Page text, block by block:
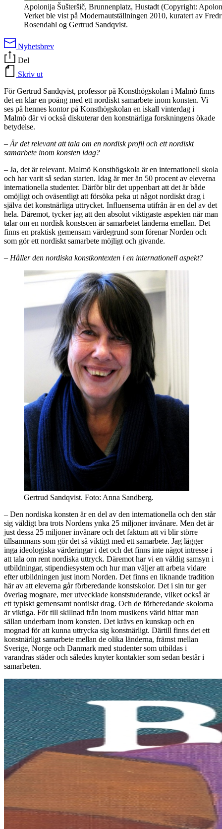
Apolonija Šušteršič, Brunnenplatz, Hustadt (Copyright:
Verket ble vist på Modernautställningen 2010, kuratert av
Rosendahl og Gertrud Sandqvist.
Nyhetsbrev
Del
Skriv ut
För Gertrud Sandqvist, professor på Konsthögskolan i Malmö finns
det en klar en poäng med ett nordiskt samarbete inom konsten. Vi
ses på hennes kontor på Konsthögskolan en iskall vinterdag i
Malmö där vi också diskuterar den konstnärliga forskningens ökade
betydelse.
– Är det relevant att tala om en nordisk profil och ett nordiskt
samarbete inom konsten idag?
– Ja, det är relevant. Malmö Konsthögskola är en internationell skola
och har varit så sedan starten. Idag är mer än 50 procent av eleverna
internationella studenter. Därför blir det uppenbart att det är både
omöjligt och oväsentligt att försöka peka ut något nordiskt drag i
själva det konstnärliga uttrycket. Influenserna utifrån är en del av det
hela. Däremot, tycker jag att den absolut viktigaste aspekten när man
talar om en nordisk konstscen är samarbetet länderna emellan. Det
finns en praktisk gemensam värdegrund som förenar Norden och
som gör ett nordiskt samarbete möjligt och givande.
– Håller den nordiska konstkontexten i en internationell aspekt?
Gertrud Sandqvist. Foto: Anna Sandberg.
– Den nordiska konsten är en del av den internationella och den står
sig väldigt bra trots Nordens ynka 25 miljoner invånare. Men det är
just dessa 25 miljoner invånare och det faktum att vi blir större
tillsammans som gör det så viktigt med ett samarbete. Jag lägger
inga ideologiska värderingar i det och det finns inte något intresse i
att tala om rent nordiska uttryck. Däremot har vi en väldig samsyn i
utbildningar, stipendiesystem och hur man väljer att arbeta vidare
efter utbildningen just inom Norden. Det finns en liknande tradition
här av att eleverna går förberedande konstskolor. Det i sin tur ger
överlag mognare, mer utvecklade konststuderande, vilket också är
ett typiskt gemensamt nordiskt drag. Och de förberedande skolorna
är viktiga. För till skillnad från inom musikens värld hittar man
sällan underbarn inom konsten. Det krävs en kunskap och en
mognad för att kunna uttrycka sig konstnärligt. Därtill finns det ett
konstnärligt samarbete mellan de olika länderna, främst mellan
Sverige, Norge och Danmark med studenter som utbildas i
varandras städer och således knyter kontakter som sedan består i
samarbeten.